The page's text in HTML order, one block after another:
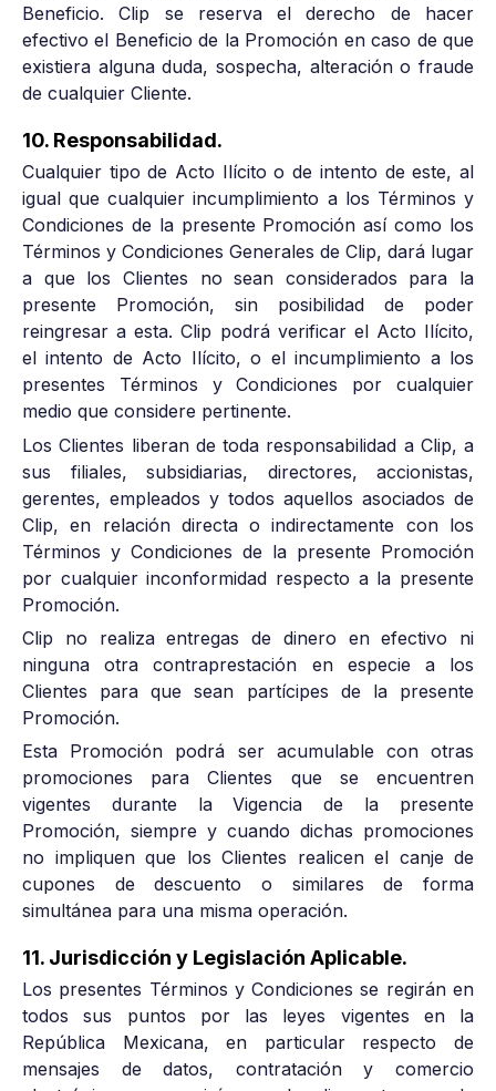
Beneficio. Clip se reserva el derecho de hacer
efectivo el Beneficio de la Promoción en caso de que
existiera alguna duda, sospecha, alteración o fraude
de cualquier Cliente.
10. Responsabilidad.
Cualquier tipo de Acto Ilícito o de intento de este, al
igual que cualquier incumplimiento a los Términos y
Condiciones de la presente Promoción así como los
Términos y Condiciones Generales de Clip, dará lugar
a que los Clientes no sean considerados para la
presente Promoción, sin posibilidad de poder
reingresar a esta. Clip podrá verificar el Acto Ilícito,
el intento de Acto Ilícito, o el incumplimiento a los
presentes Términos y Condiciones por cualquier
medio que considere pertinente.
Los Clientes liberan de toda responsabilidad a Clip, a
sus filiales, subsidiarias, directores, accionistas,
gerentes, empleados y todos aquellos asociados de
Clip, en relación directa o indirectamente con los
Términos y Condiciones de la presente Promoción
por cualquier inconformidad respecto a la presente
Promoción.
Clip no realiza entregas de dinero en efectivo ni
ninguna otra contraprestación en especie a los
Clientes para que sean partícipes de la presente
Promoción.
Esta Promoción podrá ser acumulable con otras
promociones para Clientes que se encuentren
vigentes durante la Vigencia de la presente
Promoción, siempre y cuando dichas promociones
no impliquen que los Clientes realicen el canje de
cupones de descuento o similares de forma
simultánea para una misma operación.
11. Jurisdicción y Legislación Aplicable.
Los presentes Términos y Condiciones se regirán en
todos sus puntos por las leyes vigentes en la
República Mexicana, en particular respecto de
mensajes de datos, contratación y comercio